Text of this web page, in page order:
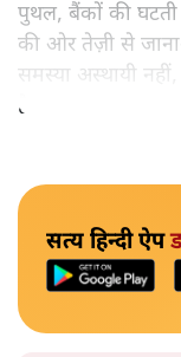
पुथल, बैंकों की
की ओर तेज़ी से
समस्या अस्थायी
है।
सत्य हिन्दी ऐप